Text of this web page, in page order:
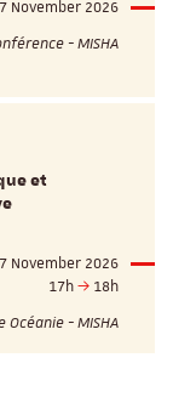
November 2026
- MISHA
et
November 2026
17h
18h
Océanie - MISHA